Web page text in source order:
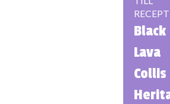
Black
Lava
Collis